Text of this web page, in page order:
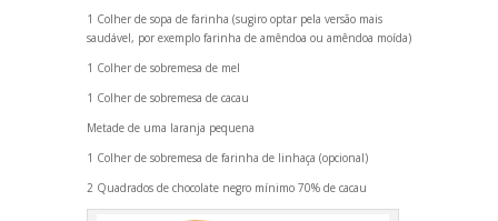
1 Colher de sopa de farinha (sugiro optar pela versão mais
saudável, por exemplo farinha de amêndoa ou amêndoa moída)
1 Colher de sobremesa de mel
1 Colher de sobremesa de cacau
Metade de uma laranja pequena
1 Colher de sobremesa de farinha de linhaça (opcional)
2 Quadrados de chocolate negro mínimo 70% de cacau